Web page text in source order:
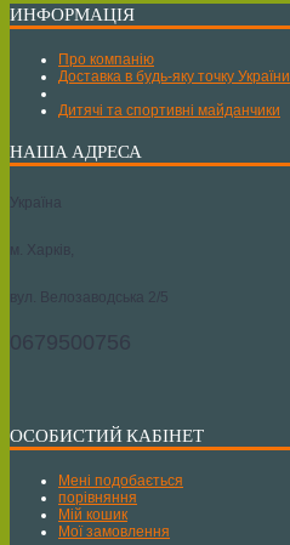
ИНФОРМАЦІЯ
Про компанію
Доставка в будь-яку точку України
Дитячі та спортивні майданчики
НАША АДРЕСА
Україна
м. Харків,
вул. Велозаводська 2/5
0679500756
ОСОБИСТИЙ КАБІНЕТ
Мені подобається
порівняння
Мій кошик
Мої замовлення